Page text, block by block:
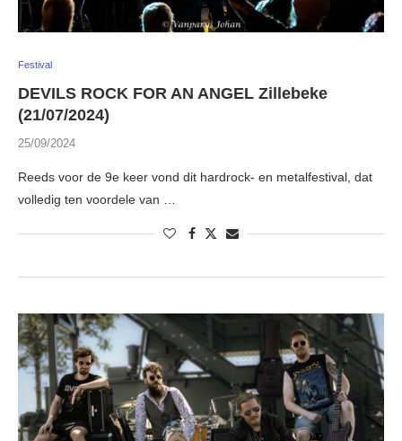
Festival
DEVILS ROCK FOR AN ANGEL Zillebeke
(21/07/2024)
25/09/2024
Reeds voor de 9e keer vond dit hardrock- en metalfestival, dat
volledig ten voordele van …